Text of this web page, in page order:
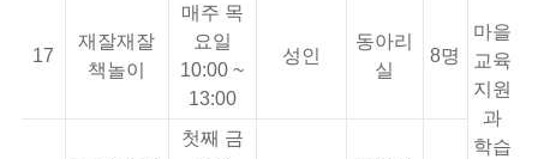
마을
교육
지원
과
학습
17
재잘재잘
책놀이
매주 목
요일
10:00 ~
13:00
성인
동아리
실
8명
첫째 금